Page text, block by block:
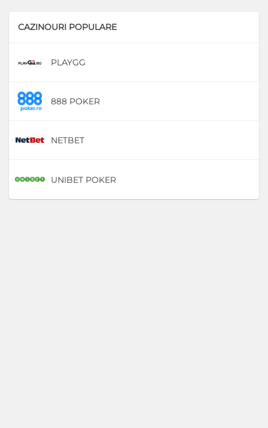
CAZINOURI POPULARE
PLAYGG
888 POKER
NETBET
UNIBET POKER